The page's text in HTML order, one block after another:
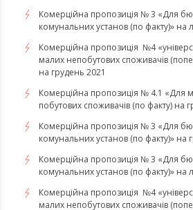
Комерційна пропозиція № 3 «Для
комунальних установ (по факту)» на
Комерційна пропозиція №4
малих непобутових споживачів
на грудень 2021
Комерційна пропозиція № 4.1 «Для
побутових споживачів (по факту) на
Комерційна пропозиція № 3 «Для
комунальних установ (по факту)» на
​​​​​​Комерційна пропозиція № 3 «Для
комунальних установ (по факту)» на
Комерційна пропозиція №4
малих непобутових споживачів